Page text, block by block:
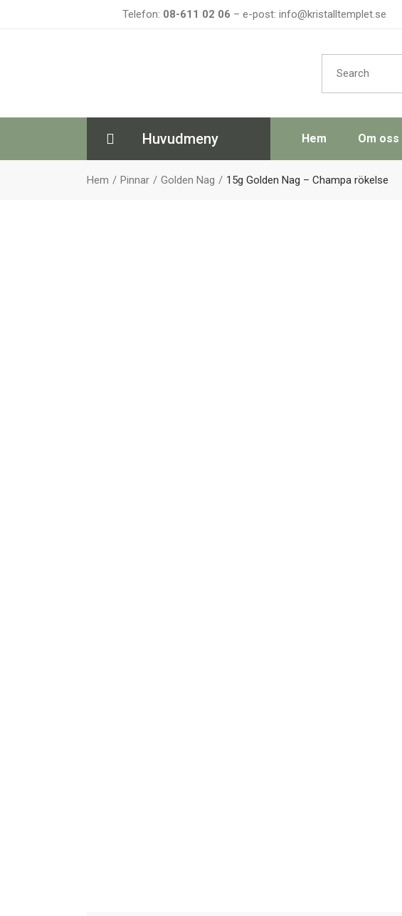
Telefon: 08-611 02 06 – e-post: info@kristalltemplet.se
Search
for:
Huvudmeny Hem Om oss
Hem Pinnar Golden Nag 15g Golden Nag – Champa rökelse